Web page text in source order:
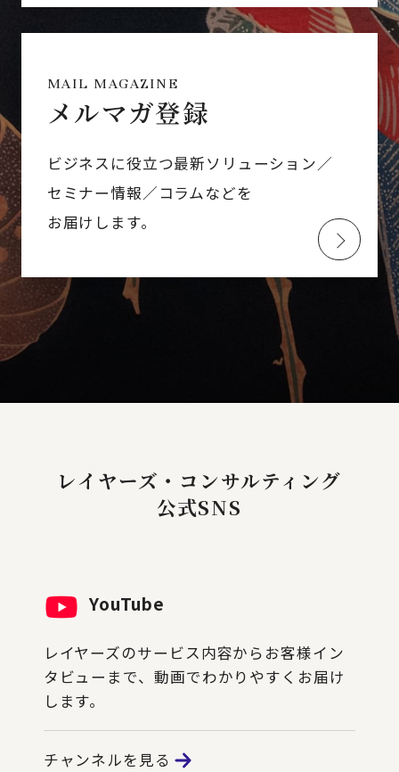
MAIL MAGAZINE
メルマガ登録
ビジネスに役立つ最新ソリューション／
セミナー情報／コラムなどを
お届けします。
レイヤーズ・コンサルティング
公式SNS
YouTube
レイヤーズのサービス内容からお客様イン
タビューまで、動画でわかりやすくお届け
します。
チャンネルを見る